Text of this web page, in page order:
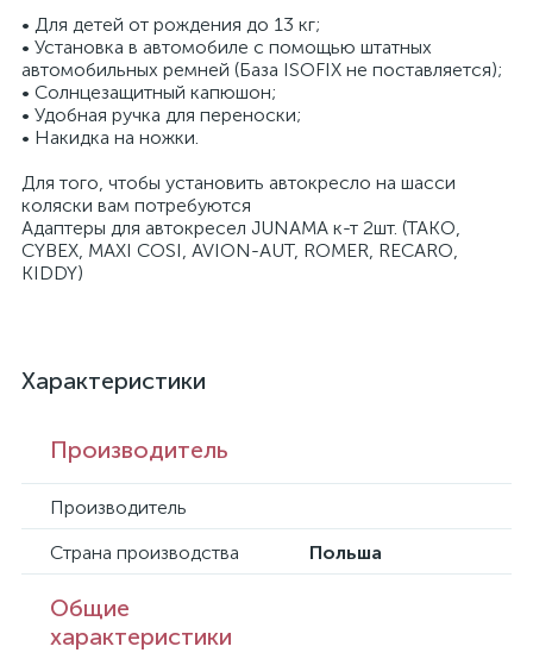
• Для детей от рождения до 13 кг;
• Установка в автомобиле с помощью штатных
автомобильных ремней (База ISOFIX не поставляется);
• Солнцезащитный капюшон;
• Удобная ручка для переноски;
• Накидка на ножки.
Для того, чтобы установить автокресло на шасси
коляски вам потребуются
Адаптеры для автокресел JUNAMA к-т 2шт. (TAKO,
CYBEX, MAXI COSI, AVION-AUT, ROMER, RECARO,
KIDDY)
Характеристики
Производитель
Производитель
Страна производства
Польша
Общие
характеристики